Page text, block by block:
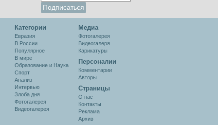
Категории
Евразия
В России
Популярное
В мире
Образование и Наука
Спорт
Анализ
Интервью
Злоба дня
Фотогалерея
Видеогалерея
Медиа
Фотогалерея
Видеогалеря
Карикатуры
Персоналии
Комментарии
Авторы
Cтраницы
О нас
Контакты
Реклама
Архив